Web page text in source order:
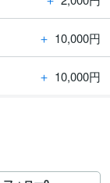
＋ 10,000円
＋ 10,000円